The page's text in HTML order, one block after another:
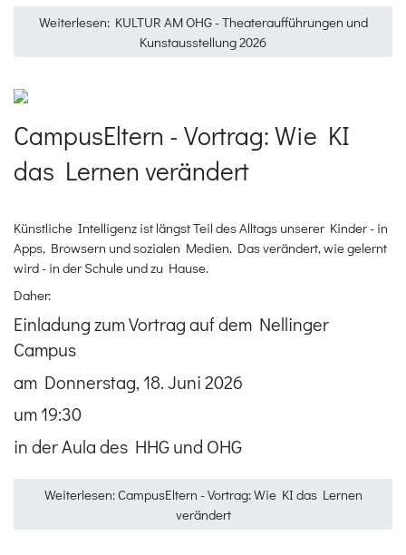
Weiterlesen: KULTUR AM OHG - Theateraufführungen und
Kunstausstellung 2026
CampusEltern - Vortrag: Wie KI
das Lernen verändert
Künstliche Intelligenz ist längst Teil des Alltags unserer Kinder - in
Apps, Browsern und sozialen Medien. Das verändert, wie gelernt
wird - in der Schule und zu Hause.
Daher:
Einladung zum Vortrag auf dem Nellinger
Campus
am Donnerstag, 18. Juni 2026
um 19:30
in der Aula des HHG und OHG
Weiterlesen: CampusEltern - Vortrag: Wie KI das Lernen
verändert